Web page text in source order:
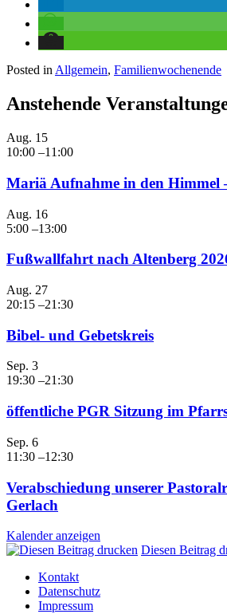
Posted in Allgemein, Familienwochenende
Anstehende
Aug. 15
10:00 –11:00
Mariä Aufnahme in den Himmel
Aug. 16
5:00 –13:00
Fußwallfahrt nach Altenberg
Aug. 27
20:15 –21:30
Bibel- und Gebetskreis
Sep. 3
19:30 –21:30
öffentliche PGR Sitzung im
Sep. 6
11:30 –12:30
Verabschiedung unserer
Gerlach
Kalender anzeigen
Diesen Beitrag
Kontakt
Datenschutz
Impressum